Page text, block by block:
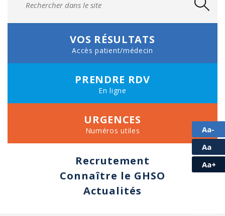
Aa-
Aa
Aa+
VOS RÉSULTATS
Accès patient/médecin
PRENDRE RDV
En ligne
URGENCES
Numéros utiles
Recrutement
Connaître le GHSO
Actualités